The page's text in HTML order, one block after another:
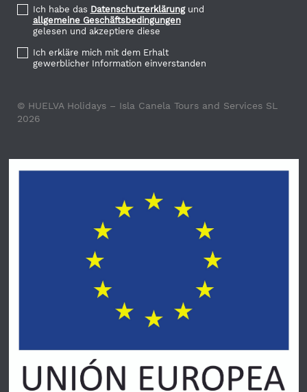
Ich habe das Datenschutzerklärungund
allgemeine Geschäftsbedingungen
gelesen und akzeptiere diese
Ich erkläre mich mit dem Erhalt
gewerblicher Information einverstanden
© HUELVA Holidays – Isla Canela Tours and Services SL
2026